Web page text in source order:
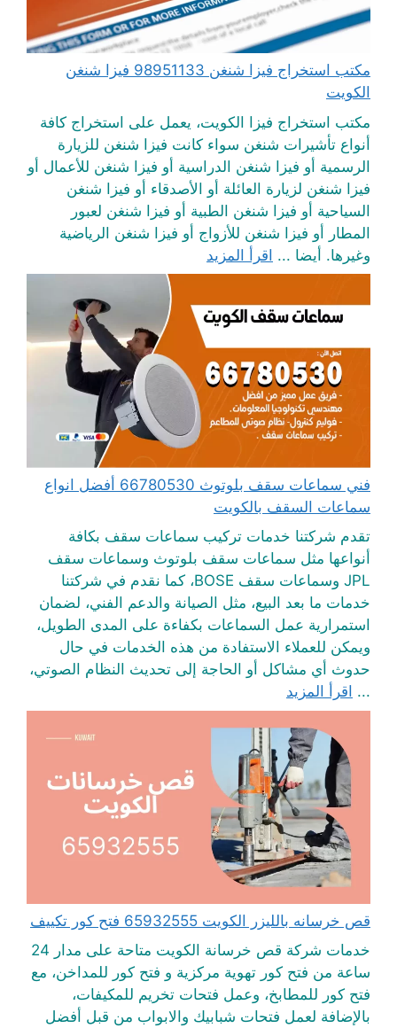
مكتب استخراج فيزا شنغن 98951133 فيزا شنغن
الكويت
مكتب استخراج فيزا الكويت، يعمل على استخراج كافة
أنواع تأشيرات شنغن سواء كانت فيزا شنغن للزيارة
الرسمية أو فيزا شنغن الدراسية أو فيزا شنغن للأعمال أو
فيزا شنغن لزيارة العائلة أو الأصدقاء أو فيزا شنغن
السياحية أو فيزا شنغن الطبية أو فيزا شنغن لعبور
المطار أو فيزا شنغن للأزواج أو فيزا شنغن الرياضية
وغيرها. أيضا ... اقرأ المزيد
فني سماعات سقف بلوتوث 66780530 أفضل انواع
سماعات السقف بالكويت
تقدم شركتنا خدمات تركيب سماعات سقف بكافة
أنواعها مثل سماعات سقف بلوتوث وسماعات سقف
JPL وسماعات سقف BOSE، كما نقدم في شركتنا
خدمات ما بعد البيع، مثل الصيانة والدعم الفني، لضمان
استمرارية عمل السماعات بكفاءة على المدى الطويل،
ويمكن للعملاء الاستفادة من هذه الخدمات في حال
حدوث أي مشاكل أو الحاجة إلى تحديث النظام الصوتي،
... اقرأ المزيد
قص خرسانه بالليزر الكويت 65932555 فتح كور تكييف
خدمات شركة قص خرسانة الكويت متاحة على مدار 24
ساعة من فتح كور تهوية مركزية و فتح كور للمداخن، مع
فتح كور للمطابخ، وعمل فتحات تخريم للمكيفات،
بالإضافة لعمل فتحات شبابيك والابواب من قبل أفضل